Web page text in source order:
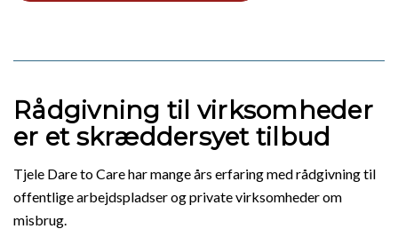
Rådgivning til virksomheder
er et skræddersyet tilbud
Tjele Dare to Care har mange års erfaring med rådgivning til
offentlige arbejdspladser og private virksomheder om
misbrug.